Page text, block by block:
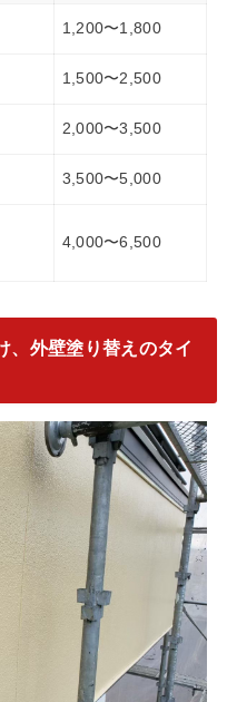
1,200〜1,800
1,500〜2,500
2,000〜3,500
3,500〜5,000
4,000〜6,500
、外壁塗り替えのタイ